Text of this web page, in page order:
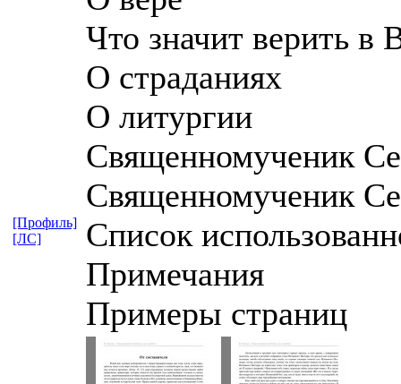
Что значит верить в
О страданиях
О литургии
Священномученик
Священномученик
Список
Примечания
Примеры страниц
[Профиль]
[ЛС]